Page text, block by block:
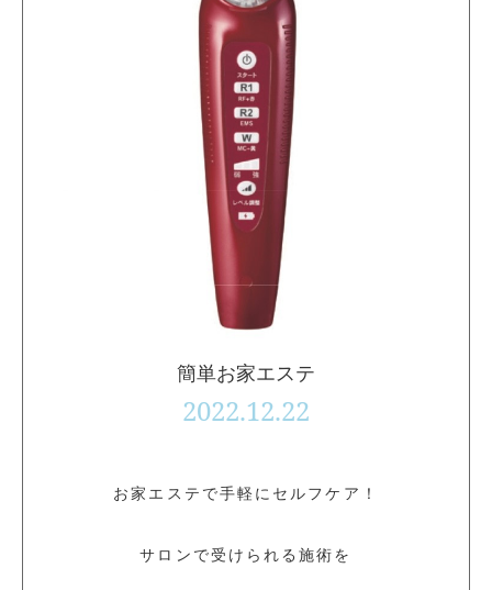
簡単お家エステ
2022.12.22
お家エステで手軽にセルフケア！
サロンで受けられる施術を